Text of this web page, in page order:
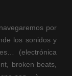
por
los sonidos y
(electrónica
broken beats,